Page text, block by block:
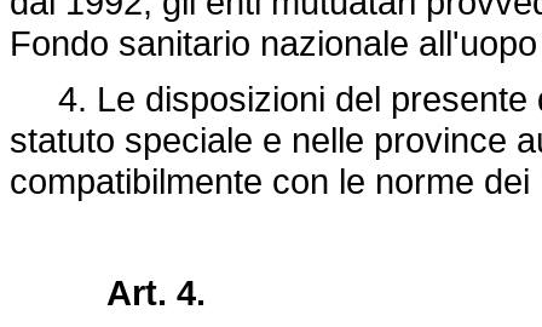
Fondo sanitario nazionale
4. Le disposizioni del presente
statuto speciale e nelle province
compatibilmente con le norme
Art. 4.